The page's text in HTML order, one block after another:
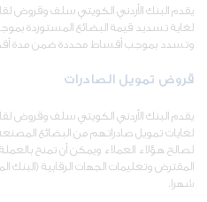
يقدم البنك الأردني الكويتي سلف وقروض
لغاية تسديد قيمة البضائع المستوردة
وتسدد بموجب أقساط محددة ضمن مدة أقصاها 12
قروض تمويل الصادرات
يقدم البنك الأردني الكويتي سلف وقروض
لغايات تمويل صادراتهم من البضائع المصنعة
لصالح هؤلاء العملاء ويمكن أن تمنح
شهرا.